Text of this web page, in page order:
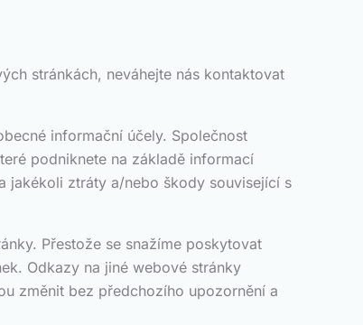
stránkách, neváhejte nás kontaktovat
informační účely. Společnost
podniknete na základě informací
jakékoli ztráty a/nebo škody související s
Přestože se snažíme poskytovat
Odkazy na jiné webové stránky
změnit bez předchozího upozornění a